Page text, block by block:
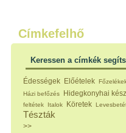
Köretek
Klasszikus főzelékek
Zöldséges ételek
Hidegkonyhai
Főtt tészták
Zsiradékban sült tészták
Sütőben sült tészták
Címkefelhő
Keressen a címkék
Édességek Előételek
Házi befőzés
Hidegkonyhai
feltétek
Italok Köretek
Tészták
>>